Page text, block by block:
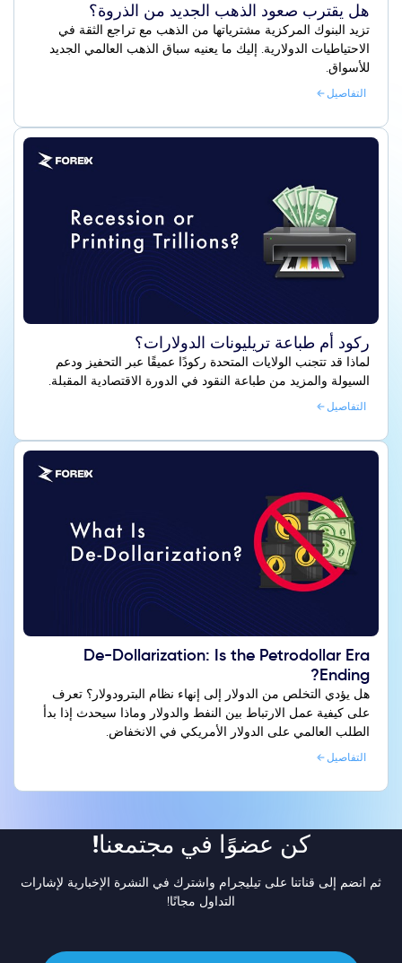
هل يقترب صعود الذهب الجديد من الذروة؟
تزيد البنوك المركزية مشترياتها من الذهب مع تراجع الثقة في
الاحتياطيات الدولارية. إليك ما يعنيه سباق الذهب العالمي الجديد
للأسواق.
التفاصيل
ركود أم طباعة تريليونات الدولارات؟
لماذا قد تتجنب الولايات المتحدة ركودًا عميقًا عبر التحفيز ودعم
السيولة والمزيد من طباعة النقود في الدورة الاقتصادية المقبلة.
التفاصيل
De-Dollarization: Is the Petrodollar Era
Ending?
هل يؤدي التخلص من الدولار إلى إنهاء نظام البترودولار؟ تعرف
على كيفية عمل الارتباط بين النفط والدولار وماذا سيحدث إذا بدأ
الطلب العالمي على الدولار الأمريكي في الانخفاض.
التفاصيل
كن عضوًا في مجتمعنا!
ثم انضم إلى قناتنا على تيليجرام واشترك في النشرة الإخبارية لإشارات
التداول مجانًا!